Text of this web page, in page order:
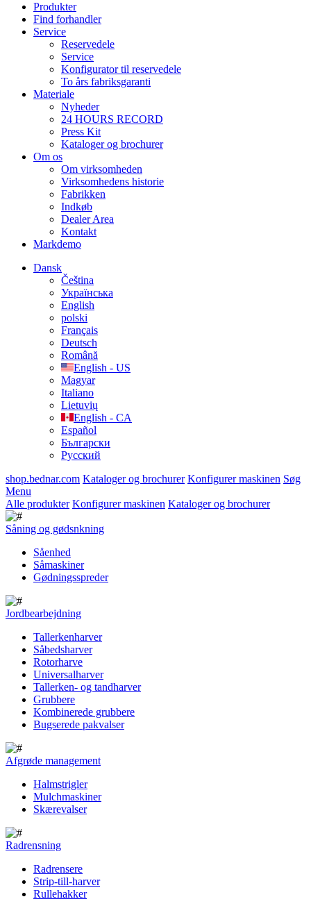
Produkter
Find forhandler
Service
Reservedele
Service
Konfigurator til reservedele
To års fabriksgaranti
Materiale
Nyheder
24 HOURS RECORD
Press Kit
Kataloger og brochurer
Om os
Om virksomheden
Virksomhedens historie
Fabrikken
Indkøb
Dealer Area
Kontakt
Markdemo
Dansk
Čeština
Українська
English
polski
Français
Deutsch
Română
English - US
Magyar
Italiano
Lietuvių
English - CA
Español
Български
Русский
shop.bednar.com Kataloger og brochurer Konfigurer maskinen Søg
Menu
Alle produkter Konfigurer maskinen Kataloger og brochurer
Såning og gødsnkning
Såenhed
Såmaskiner
Gødningsspreder
Jordbearbejdning
Tallerkenharver
Såbedsharver
Rotorharve
Universalharver
Tallerken- og tandharver
Grubbere
Kombinerede grubbere
Bugserede pakvalser
Afgrøde management
Halmstrigler
Mulchmaskiner
Skærevalser
Radrensning
Radrensere
Strip-till-harver
Rullehakker